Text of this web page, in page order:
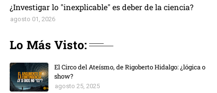
¿Investigar lo "inexplicable" es deber de la ciencia?
agosto 01, 2026
Lo Más Visto:
El Circo del Ateísmo, de Rigoberto Hidalgo: ¿lógica o
show?
agosto 25, 2025